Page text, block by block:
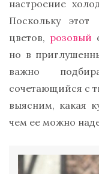
настроение
Поскольку этот
цветов, розовый
но в
важно
сочетающийся с
выясним, какая
чем ее можно